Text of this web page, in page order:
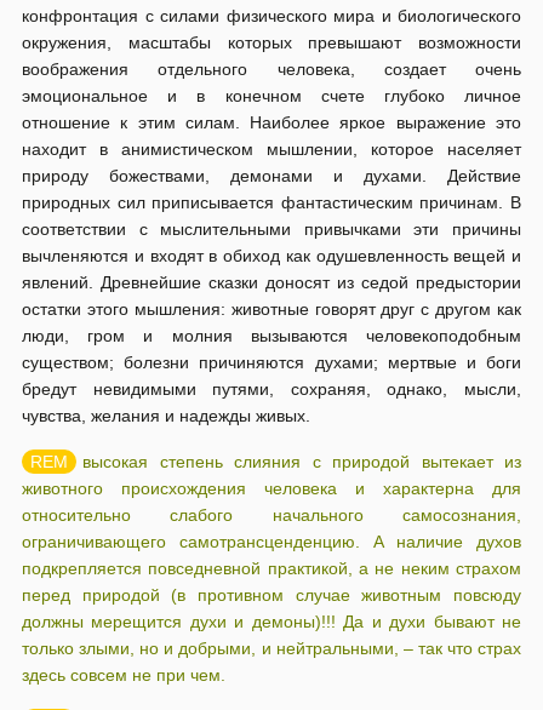
конфронтация с силами физического мира и биологического
окружения, масштабы которых превышают возможности
воображения отдельного человека, создает очень
эмоциональное и в конечном счете глубоко личное
отношение к этим силам. Наиболее яркое выражение это
находит в анимистическом мышлении, которое населяет
природу божествами, демонами и духами. Действие
природных сил приписывается фантастическим причинам. В
соответствии с мыслительными привычками эти причины
вычленяются и входят в обиход как одушевленность вещей и
явлений. Древнейшие сказки доносят из седой предыстории
остатки этого мышления: животные говорят друг с другом как
люди, гром и молния вызываются человекоподобным
существом; болезни причиняются духами; мертвые и боги
бредут невидимыми путями, сохраняя, однако, мысли,
чувства, желания и надежды живых.
высокая степень слияния с природой вытекает из
животного происхождения человека и характерна для
относительно слабого начального самосознания,
ограничивающего самотрансценденцию. А наличие духов
подкрепляется повседневной практикой, а не неким страхом
перед природой (в противном случае животным повсюду
должны мерещится духи и демоны)!!! Да и духи бывают не
только злыми, но и добрыми, и нейтральными, – так что страх
здесь совсем не при чем.